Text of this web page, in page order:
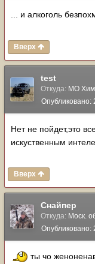
... и алкоголь
Вверх
test
Откуда: МО
Опубликовано:
Нет не пойдет,это
искуственным
Вверх
Снайпер
Откуда: Моск.
Опубликовано:
ты чо